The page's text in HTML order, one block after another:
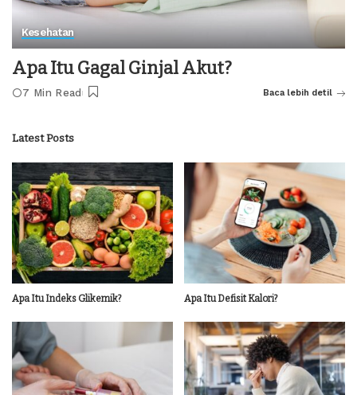
Kesehatan
Apa Itu Gagal Ginjal Akut?
7 Min Read Baca lebih detil
Latest Posts
Apa Itu Indeks Glikemik? Apa Itu Defisit Kalori?